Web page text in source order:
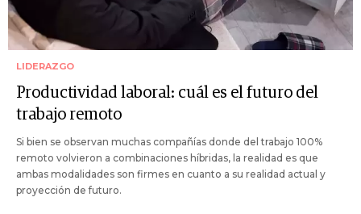
LIDERAZGO
Productividad laboral: cuál es el futuro del
trabajo remoto
Si bien se observan muchas compañías donde del trabajo 100%
remoto volvieron a combinaciones híbridas, la realidad es que
ambas modalidades son firmes en cuanto a su realidad actual y
proyección de futuro.